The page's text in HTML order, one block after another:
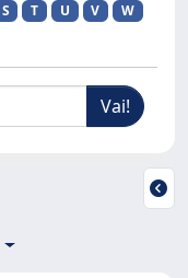
S T U V
W